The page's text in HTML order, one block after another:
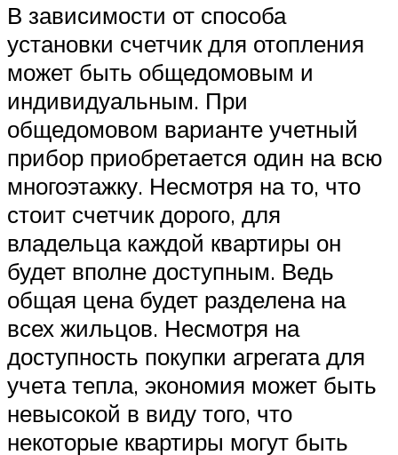
В зависимости от способа
установки счетчик для отопления
может быть общедомовым и
индивидуальным. При
общедомовом варианте учетный
прибор приобретается один на всю
многоэтажку. Несмотря на то, что
стоит счетчик дорого, для
владельца каждой квартиры он
будет вполне доступным. Ведь
общая цена будет разделена на
всех жильцов. Несмотря на
доступность покупки агрегата для
учета тепла, экономия может быть
невысокой в виду того, что
некоторые квартиры могут быть